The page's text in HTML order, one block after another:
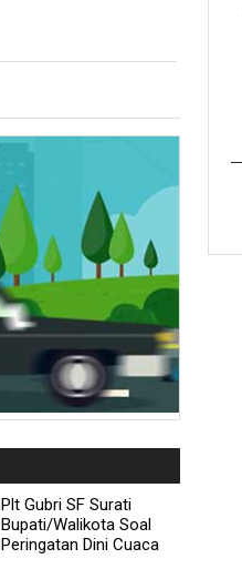
Plt Gubri SF Surati
Bupati/Walikota Soal
Peringatan Dini Cuaca